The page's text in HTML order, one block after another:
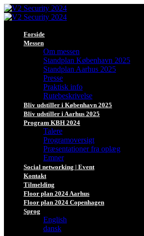
Forside
Messen
Om messen
Standplan København 2025
Standplan Aarhus 2025
Presse
Praktisk info
Rutebeskrivelse
Bliv udstiller i København 2025
Bliv udstiller i Aarhus 2025
Program KBH 2024
Talere
Programoversigt
Præsentationer fra oplæg
Emner
Social networking | Event
Kontakt
Tilmelding
Floor plan 2024 Aarhus
Floor plan 2024 Copenhagen
Sprog
English
dansk